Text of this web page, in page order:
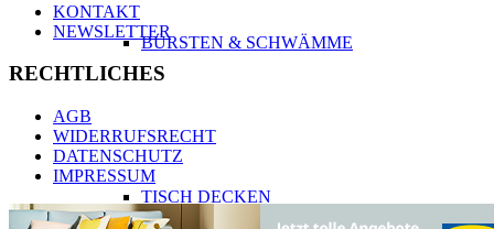
BÜRSTEN & SCHWÄMME
TISCH DECKEN
KONTAKT
NEWSLETTER
RECHTLICHES
AGB
WIDERRUFSRECHT
DATENSCHUTZ
IMPRESSUM